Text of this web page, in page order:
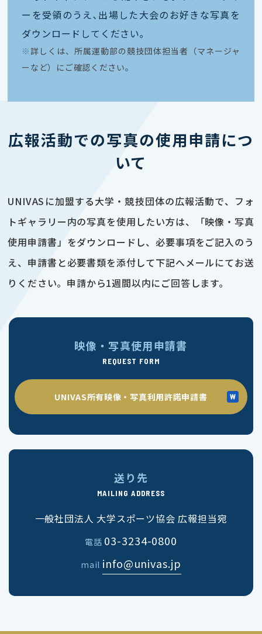
ーを受領のうえ､出場した大会のお好きな写真を
ダウンロードしてください｡
※ 詳しくは、所属運動部の競技団体担当者（マネージャ
ーなど）にご確認ください。
広報活動での写真の使用申請につ
いて
UNIVASに加盟する大学・競技団体の広報活動で、フォ
トギャラリー内の写真を使用したい方は、「映像・写真
使用申請書」をダウンロードし、必要事項をご記入のう
え、申請書と必要書類を添付して下記へメールにてお送
りください。申請から1週間以内にご回答します。
映像・写真使用申請書
REQUEST FORM
UNIVAS所有映像・写真利用許諾申請書
送り先
MAILING ADDRESS
一般社団法人 大学スポーツ協会 広報担当宛
電話 03-3234-0800
mail info@univas.jp